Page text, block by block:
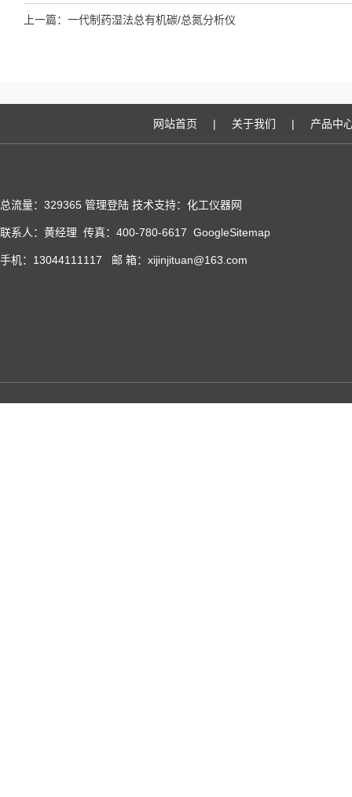
上一篇： 一代制药湿法总有机碳/总氮分析仪
网站首页 | 关于我们 | 产品中
总流量：329365 管理登陆 技术支持：化工仪器网
联系人：黄经理 传真：400-780-6617 GoogleSitemap
手机：13044111117 邮 箱：xijinjituan@163.com